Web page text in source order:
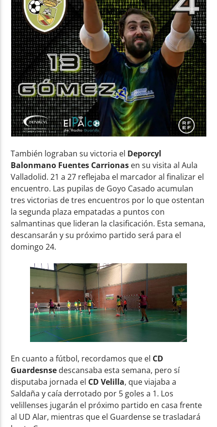
También lograban su victoria el Deporcyl
Balonmano Fuentes Carrionas en su visita al Aula
Valladolid. 21 a 27 reflejaba el marcador al finalizar el
encuentro. Las pupilas de Goyo Casado acumulan
tres victorias de tres encuentros por lo que ostentan
la segunda plaza empatadas a puntos con
salmantinas que lideran la clasificación. Esta semana,
descansarán y su próximo partido será para el
domingo 24.
En cuanto a fútbol, recordamos que el CD
Guardesnse descansaba esta semana, pero sí
disputaba jornada el CD Velilla, que viajaba a
Saldaña y caía derrotado por 5 goles a 1. Los
velillenses jugarán el próximo partido en casa frente
al UD Alar, mientras que el Guardense se trasladará